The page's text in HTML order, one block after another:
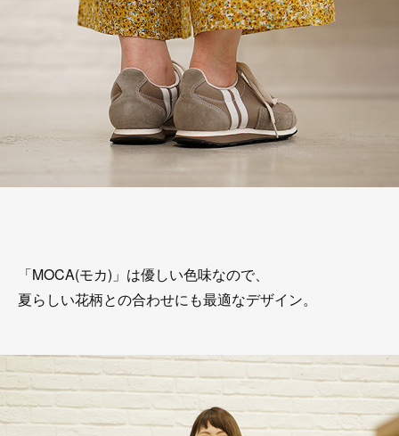
「MOCA(モカ)」は優しい色味なので、
夏らしい花柄との合わせにも最適なデザイン。